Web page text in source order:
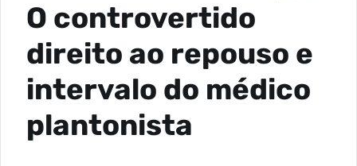
O controvertido
direito ao repouso e
intervalo do médico
plantonista